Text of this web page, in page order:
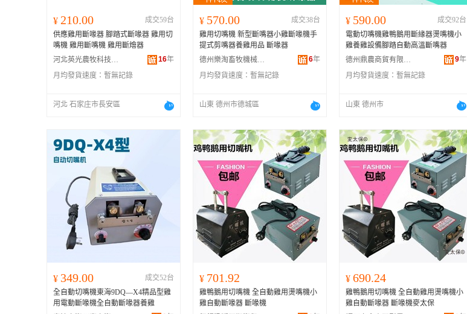
¥ 210.00
成交59台
供應雞用斷喙器 腳踏式斷喙器 雞用切
嘴機 雞用斷嘴機 雞用斷燴器
河北英光農牧科技有限公司
16年
月均發貨速度： 暫無記錄
河北 石家庄市長安區
¥ 570.00
成交38台
雞用切嘴機 新型斷嘴器小雞斷喙機手
提式剪嘴器養雞用品 斷喙器
德州樂淘畜牧機械有限公司
6年
月均發貨速度： 暫無記錄
山東 德州市德城區
¥ 590.00
成交92台
電動切嘴機雞鴨鵝用斷緣器燙嘴機小
雞養雞設備腳踏自動高溫斷嘴器
德州鼎農商貿有限公司
9年
月均發貨速度： 暫無記錄
山東 德州市
¥ 349.00
成交52台
全自動切嘴機東海9DQ—X4精品型雞
用電動斷喙機全自動斷喙器養雞
¥ 701.92
雞鴨鵝用切嘴機 全自動雞用燙嘴機小
雞自動斷喙器 斷喙機
¥ 690.24
雞鴨鵝用切嘴機 全自動雞用燙嘴機小
雞自動斷喙器 斷喙機麥太保